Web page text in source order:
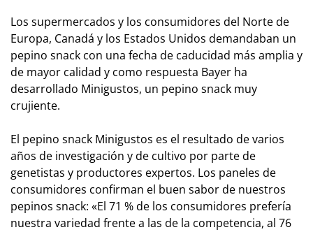
Los supermercados y los consumidores del Norte de
Europa, Canadá y los Estados Unidos demandaban un
pepino snack con una fecha de caducidad más amplia y
de mayor calidad y como respuesta Bayer ha
desarrollado Minigustos, un pepino snack muy
crujiente.
El pepino snack Minigustos es el resultado de varios
años de investigación y de cultivo por parte de
genetistas y productores expertos. Los paneles de
consumidores confirman el buen sabor de nuestros
pepinos snack: «El 71 % de los consumidores prefería
nuestra variedad frente a las de la competencia, al 76